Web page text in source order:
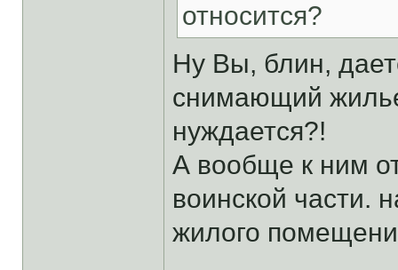
относится?
Ну Вы, блин,
снимающий
нуждается?!
А вообще к ним
воинской части.
жилого